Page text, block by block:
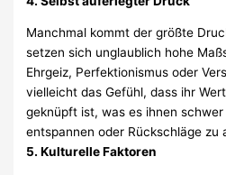
Manchmal kommt der größte
setzen sich unglaublich hohe
Ehrgeiz, Perfektionismus oder
vielleicht das Gefühl, dass ihr
geknüpft ist, was es ihnen
entspannen oder Rückschläge zu
5. Kulturelle Faktoren